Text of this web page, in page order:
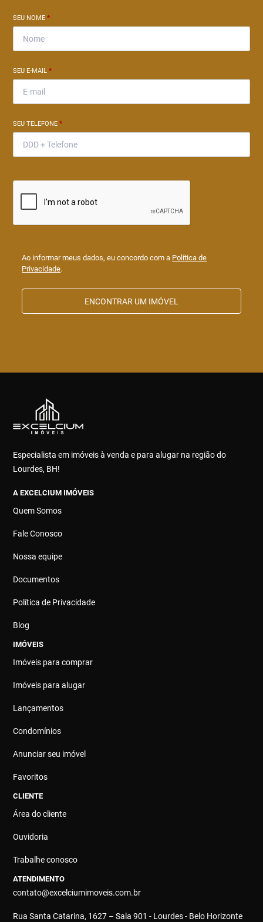
SEU NOME*
SEU E-MAIL*
SEU TELEFONE*
Ao informar meus dados, eu concordo com a Política de
Privacidade.
ENCONTRAR UM IMÓVEL
Especialista em imóveis à venda e para alugar na região do
Lourdes, BH!
A EXCELCIUM IMÓVEIS
Quem Somos
Fale Conosco
Nossa equipe
Documentos
Política de Privacidade
Blog
IMÓVEIS
Imóveis para comprar
Imóveis para alugar
Lançamentos
Condomínios
Anunciar seu imóvel
Favoritos
CLIENTE
Área do cliente
Ouvidoria
Trabalhe conosco
ATENDIMENTO
contato@excelciumimoveis.com.br
Rua Santa Catarina, 1627 – Sala 901 - Lourdes - Belo Horizonte